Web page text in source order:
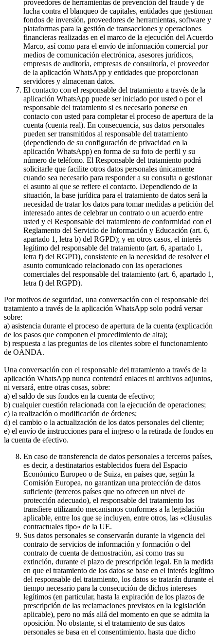
proveedores de herramientas de prevención del fraude y de
lucha contra el blanqueo de capitales, entidades que gestionan
fondos de inversión, proveedores de herramientas, software y
plataformas para la gestión de transacciones y operaciones
financieras realizadas en el marco de la ejecución del Acuerdo
Marco, así como para el envío de información comercial por
medios de comunicación electrónica, asesores jurídicos,
empresas de auditoría, empresas de consultoría, el proveedor
de la aplicación WhatsApp y entidades que proporcionan
servidores y almacenan datos.
El contacto con el responsable del tratamiento a través de la
aplicación WhatsApp puede ser iniciado por usted o por el
responsable del tratamiento si es necesario ponerse en
contacto con usted para completar el proceso de apertura de la
cuenta (cuenta real). En consecuencia, sus datos personales
pueden ser transmitidos al responsable del tratamiento
(dependiendo de su configuración de privacidad en la
aplicación WhatsApp) en forma de su foto de perfil y su
número de teléfono. El Responsable del tratamiento podrá
solicitarle que facilite otros datos personales únicamente
cuando sea necesario para responder a su consulta o gestionar
el asunto al que se refiere el contacto. Dependiendo de la
situación, la base jurídica para el tratamiento de datos será la
necesidad de tratar los datos para tomar medidas a petición del
interesado antes de celebrar un contrato o un acuerdo entre
usted y el Responsable del tratamiento de conformidad con el
Reglamento del Servicio de Información y Educación (art. 6,
apartado 1, letra b) del RGPD); y en otros casos, el interés
legítimo del responsable del tratamiento (art. 6, apartado 1,
letra f) del RGPD), consistente en la necesidad de resolver el
asunto comunicado relacionado con las operaciones
comerciales del responsable del tratamiento (art. 6, apartado 1,
letra f) del RGPD).
Por motivos de seguridad, una conversación con el responsable del
tratamiento a través de la aplicación WhatsApp solo podrá versar
sobre:
a) asistencia durante el proceso de apertura de la cuenta (explicación
de los pasos que componen el procedimiento de alta);
b) respuesta a las preguntas de los clientes sobre el funcionamiento
de OANDA.
Una conversación con el responsable del tratamiento a través de la
aplicación WhatsApp nunca contendrá enlaces ni archivos adjuntos,
ni versará, entre otras cosas, sobre:
a) el saldo de sus fondos en la cuenta de efectivo;
b) cualquier cuestión relacionada con la ejecución de operaciones;
c) la realización o modificación de órdenes;
d) el cambio o la actualización de los datos personales del cliente;
e) el envío de instrucciones para el ingreso o la retirada de fondos en
la cuenta de efectivo.
En caso de transferencia de datos personales a terceros países,
es decir, a destinatarios establecidos fuera del Espacio
Económico Europeo o de Suiza, en países que, según la
Comisión Europea, no garantizan una protección de datos
suficiente (terceros países que no ofrecen un nivel de
protección adecuado), el responsable del tratamiento los
transfiere utilizando mecanismos conformes a la legislación
aplicable, entre los que se incluyen, entre otros, las «cláusulas
contractuales tipo» de la UE.
Sus datos personales se conservarán durante la vigencia del
contrato de servicios de información y formación o del
contrato de cuenta de demostración, así como tras su
extinción, durante el plazo de prescripción legal. En la medida
en que el tratamiento de los datos se base en el interés legítimo
del responsable del tratamiento, los datos se tratarán durante el
tiempo necesario para la consecución de dichos intereses
legítimos (en particular, hasta la expiración de los plazos de
prescripción de las reclamaciones previstos en la legislación
aplicable), pero no más allá del momento en que se admita la
oposición. No obstante, si el tratamiento de sus datos
personales se basa en el consentimiento, hasta que dicho